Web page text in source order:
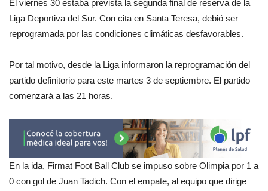
El viernes 30 estaba prevista la segunda final de reserva de la
Liga Deportiva del Sur. Con cita en Santa Teresa, debió ser
reprogramada por las condiciones climáticas desfavorables.
Por tal motivo, desde la Liga informaron la reprogramación del
partido definitorio para este martes 3 de septiembre. El partido
comenzará a las 21 horas.
En la ida, Firmat Foot Ball Club se impuso sobre Olimpia por 1 a
0 con gol de Juan Tadich. Con el empate, al equipo que dirige